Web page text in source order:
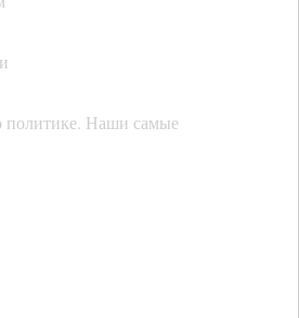
политике. Наши самые